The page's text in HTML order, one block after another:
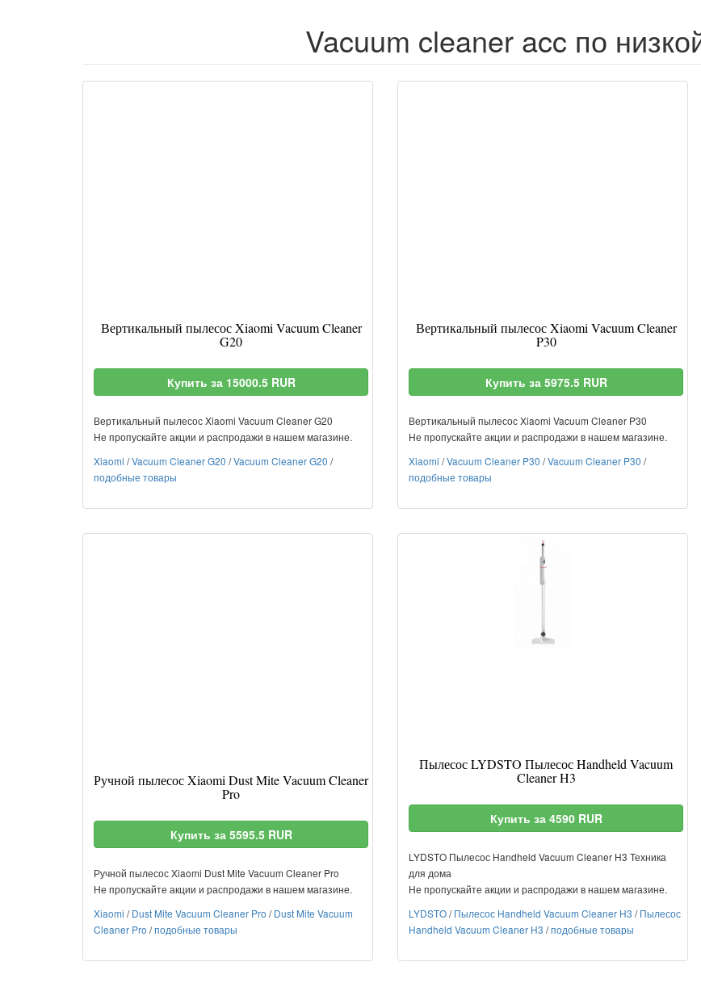
Vacuum cleaner acc по
Вертикальный пылесос Xiaomi Vacuum Cleaner
G20
Купить за 15000.5 RUR
Вертикальный пылесос Xiaomi Vacuum Cleaner G20
Не пропускайте акции и распродажи в нашем магазине.
Xiaomi /Vacuum Cleaner G20 /Vacuum Cleaner G20 /
подобные товары
Вертикальный пылесос Xiaomi Vacuum Cleaner
P30
Купить за 5975.5 RUR
Вертикальный пылесос Xiaomi Vacuum Cleaner P30
Не пропускайте акции и распродажи в нашем магазине.
Xiaomi /Vacuum Cleaner P30 /Vacuum Cleaner P30 /
подобные товары
Ручной пылесос Xiaomi Dust Mite Vacuum Cleaner
Pro
Купить за 5595.5 RUR
Ручной пылесос Xiaomi Dust Mite Vacuum Cleaner Pro
Не пропускайте акции и распродажи в нашем магазине.
Xiaomi /Dust Mite Vacuum Cleaner Pro /Dust Mite Vacuum
Cleaner Pro /подобные товары
Пылесос LYDSTO Пылесос Handheld Vacuum
Cleaner H3
Купить за 4590 RUR
LYDSTO Пылесос Handheld Vacuum Cleaner H3 Техника
для дома
Не пропускайте акции и распродажи в нашем магазине.
LYDSTO/Пылесос Handheld Vacuum Cleaner H3 /Пылесос
Handheld Vacuum Cleaner H3 /подобные товары